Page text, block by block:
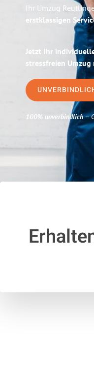
Ihr Umzug
erstklassigen
Jetzt Ihr
stressfreien Umzug
100% unverbindlich–